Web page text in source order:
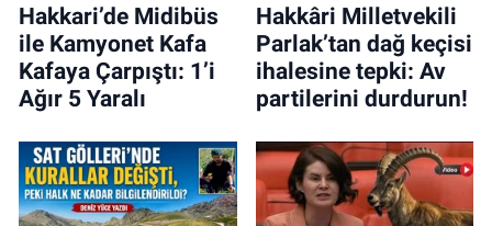
Hakkari’de Midibüs
ile Kamyonet Kafa
Kafaya Çarpıştı: 1’i
Ağır 5 Yaralı
Hakkâri Milletvekili
Parlak’tan dağ keçisi
ihalesine tepki: Av
partilerini durdurun!